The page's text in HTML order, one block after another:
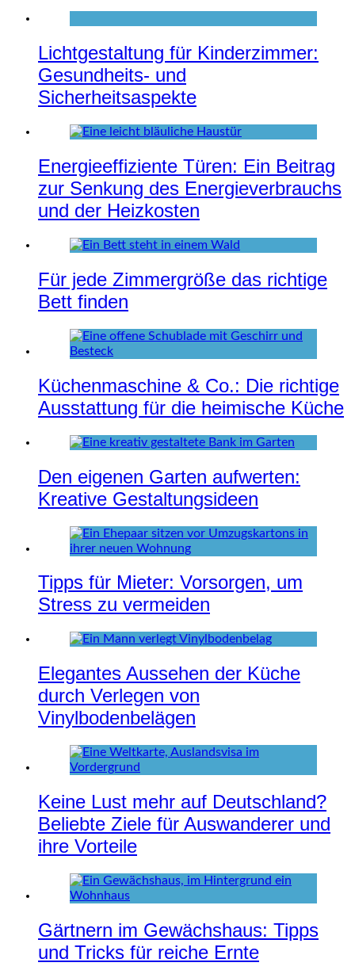
Lichtgestaltung für Kinderzimmer:
Gesundheits- und
Sicherheitsaspekte
Energieeffiziente Türen: Ein Beitrag
zur Senkung des Energieverbrauchs
und der Heizkosten
Für jede Zimmergröße das richtige
Bett finden
Küchenmaschine & Co.: Die richtige
Ausstattung für die heimische Küche
Den eigenen Garten aufwerten:
Kreative Gestaltungsideen
Tipps für Mieter: Vorsorgen, um
Stress zu vermeiden
Elegantes Aussehen der Küche
durch Verlegen von
Vinylbodenbelägen
Keine Lust mehr auf Deutschland?
Beliebte Ziele für Auswanderer und
ihre Vorteile
Gärtnern im Gewächshaus: Tipps
und Tricks für reiche Ernte